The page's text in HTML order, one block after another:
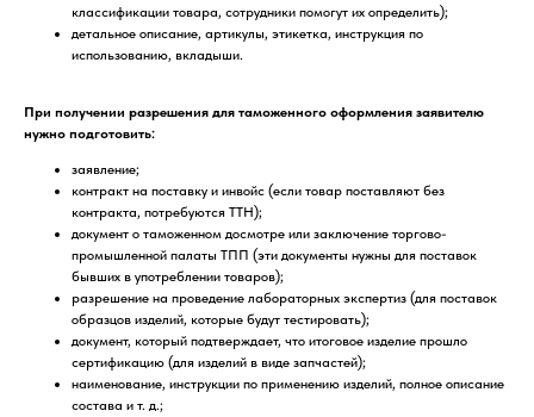
классификации товара, сотрудники помогут их определить);
детальное описание, артикулы, этикетка, инструкция по
использованию, вкладыши.
При получении разрешения для таможенного оформления заявителю
нужно подготовить:
заявление;
контракт на поставку и инвойс (если товар поставляют без
контракта, потребуются ТТН);
документ о таможенном досмотре или заключение торгово-
промышленной палаты ТПП (эти документы нужны для поставок
бывших в употреблении товаров);
разрешение на проведение лабораторных экспертиз (для поставок
образцов изделий, которые будут тестировать);
документ, который подтверждает, что итоговое изделие прошло
сертификацию (для изделий в виде запчастей);
наименование, инструкции по применению изделий, полное описание
состава и т. д.;